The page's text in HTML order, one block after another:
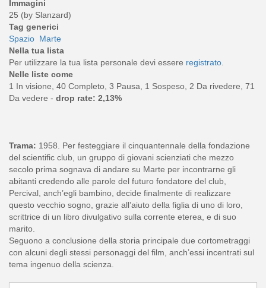
Immagini
25 (by Slanzard)
Tag generici
Spazio Marte
Nella tua lista
Per utilizzare la tua lista personale devi essere registrato
Nelle liste come
1 In visione, 40 Completo, 3 Pausa, 1 Sospeso, 2 Da rivedere, 71
Da vedere - drop rate: 2,13%
Trama: 1958. Per festeggiare il cinquantennale della fondazione
del scientific club, un gruppo di giovani scienziati che mezzo
secolo prima sognava di andare su Marte per incontrarne gli
abitanti credendo alle parole del futuro fondatore del club,
Percival, anch’egli bambino, decide finalmente di realizzare
questo vecchio sogno, grazie all’aiuto della figlia di uno di loro,
scrittrice di un libro divulgativo sulla corrente eterea, e di suo
marito.
Seguono a conclusione della storia principale due cortometraggi
con alcuni degli stessi personaggi del film, anch’essi incentrati sul
tema ingenuo della scienza.